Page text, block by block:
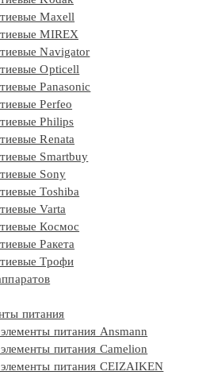
Maxell
MIREX
Navigator
Opticell
Panasonic
Perfeo
Philips
Renata
Smartbuy
Sony
Toshiba
Varta
Космос
Ракета
Трофи
питания
питания Ansmann
питания Camelion
питания CEIZAIKEN